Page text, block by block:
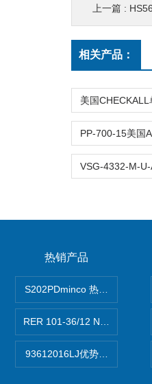
上一篇 :
相关产品：
热销产品
S202PDminco 热电阻
RER 101-36/12 NHH离心
93612016LJ优势供应美国